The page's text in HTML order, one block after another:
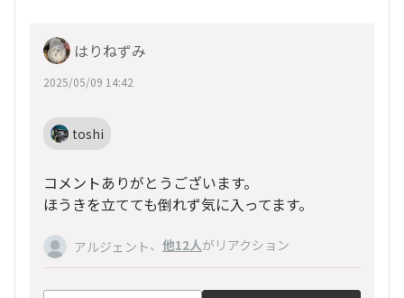
はりねずみ
2025/05/09 14:42
toshi
コメントありがとうございます。
ほうきを立てても倒れず気に入ってます。
アルジェント、 他12人がリアクション